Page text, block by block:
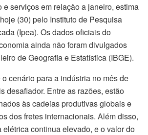
e serviços em relação a janeiro, estima
(30) pelo Instituto de Pesquisa
(Ipea). Os dados oficiais do
ainda não foram divulgados
de Geografia e Estatística (IBGE).
cenário para a indústria no mês de
desafiador. Entre as razões, estão
às cadeias produtivas globais e
dos fretes internacionais. Além disso,
elétrica continua elevado, e o valor do